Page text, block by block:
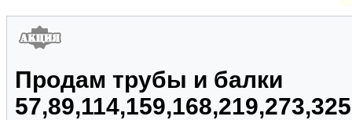
Продам трубы и балки